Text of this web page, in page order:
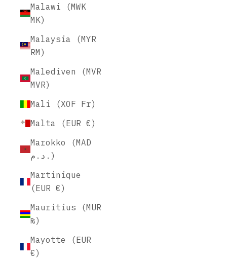
Malawi (MWK
MK)
Malaysia (MYR
RM)
Malediven (MVR
MVR)
Mali (XOF Fr)
Malta (EUR €)
Marokko (MAD
د.م.)
Martinique
(EUR €)
Mauritius (MUR
₨)
Mayotte (EUR
€)